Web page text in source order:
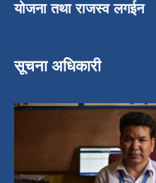
योजना तथा राजस्व लगईन
सूचना अधिकारी